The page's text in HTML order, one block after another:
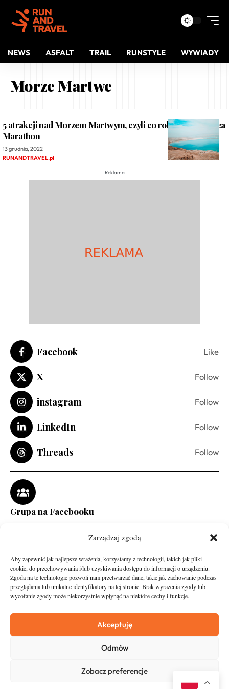
Zarządzaj zgodą
Aby zapewnić jak najlepsze wrażenia, korzystamy z technologii, takich jak pliki
cookie, do przechowywania i/lub uzyskiwania dostępu do informacji o urządzeniu.
Zgoda na te technologie pozwoli nam przetwarzać dane, takie jak zachowanie podczas
przeglądania lub unikalne identyfikatory na tej stronie. Brak wyrażenia zgody lub
wycofanie zgody może niekorzystnie wpłynąć na niektóre cechy i funkcje.
Akceptuję
Odmów
Zobacz preferencje
NEWS ASFALT TRAIL RUNSTYLE WYWIADY
Morze Martwe
5 atrakcji nad Morzem Martwym, czyli co robić po Dead Sea
Marathon
13 grudnia, 2022
RUNANDTRAVEL.pl
- Reklama -
Facebook Like
X Follow
instagram Follow
LinkedIn Follow
Threads Follow
Grupa na Facebooku
Asfalt
O nas
Zostań Patronem
Kontakt